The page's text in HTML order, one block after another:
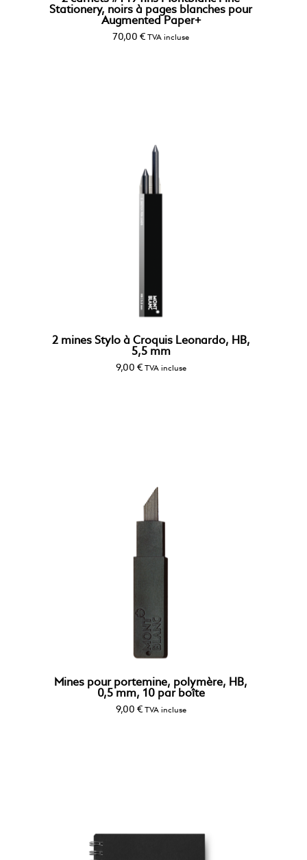
Stationery, noirs à pages blanches pour
Augmented Paper+
70,00 € TVA incluse
2 mines Stylo à Croquis Leonardo, HB,
5,5 mm
9,00 € TVA incluse
Mines pour portemine, polymère, HB,
0,5 mm, 10 par boîte
9,00 € TVA incluse